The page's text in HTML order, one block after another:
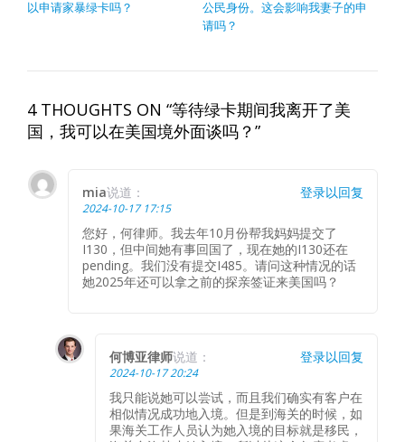
以申请家暴绿卡吗？
公民身份。这会影响我妻子的申
请吗？
4 THOUGHTS ON “等待绿卡期间我离开了美
国，我可以在美国境外面谈吗？”
mia说道：
2024-10-17 17:15
您好，何律师。我去年10月份帮我妈妈提交了
I130，但中间她有事回国了，现在她的I130还在
pending。我们没有提交I485。请问这种情况的话
她2025年还可以拿之前的探亲签证来美国吗？
登录以回复
何博亚律师说道：
2024-10-17 20:24
我只能说她可以尝试，而且我们确实有客户在
相似情况成功地入境。但是到海关的时候，如
果海关工作人员认为她入境的目标就是移民，
登录以回复